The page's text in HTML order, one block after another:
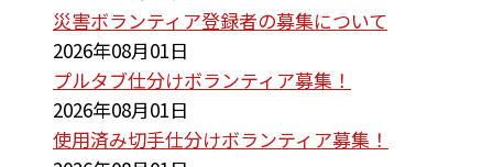
災害ボランティア登録者の募集について
2026年08月01日
プルタブ仕分けボランティア募集！
2026年08月01日
使用済み切手仕分けボランティア募集！